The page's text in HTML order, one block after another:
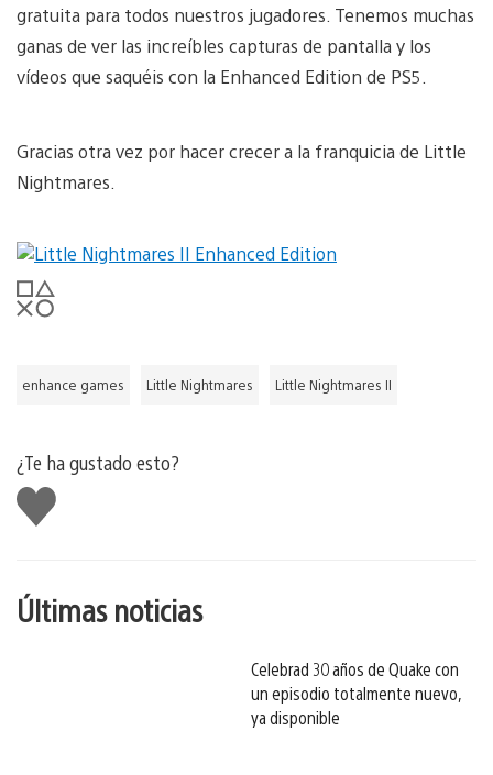
gratuita para todos nuestros jugadores. Tenemos muchas
ganas de ver las increíbles capturas de pantalla y los
vídeos que saquéis con la Enhanced Edition de PS5.
Gracias otra vez por hacer crecer a la franquicia de Little
Nightmares.
enhance games Little Nightmares Little Nightmares II
¿Te ha gustado esto?
Me
gusta
esto
Últimas noticias
Celebrad 30 años de Quake con
un episodio totalmente nuevo,
ya disponible